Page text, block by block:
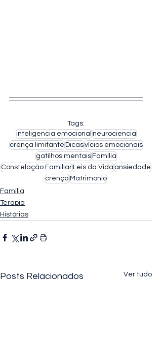
Tags:
inteligencia emocional neurociencia
crença limitante Dicasvícios emocionais
gatilhos mentais Família
Constelação Familiar Leis da Vida ansiedade
crença Matrimonio
Família
Terapia
Histórias
Posts Relacionados Ver tudo